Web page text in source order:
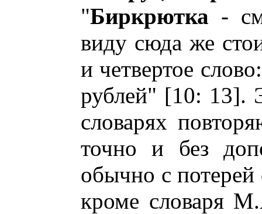
"Биркрютка -
виду сюда же
и четвертое
рублей" [10: 13].
словарях
точно и без
обычно с
кроме словаря